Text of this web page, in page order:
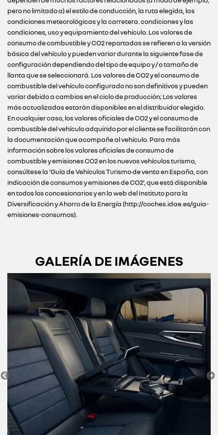
pero no limitado a) el estilo de conducción, la ruta elegida, las
condiciones meteorológicas y la carretera. condiciones y las
condiciones, uso y equipamiento del vehículo. Los valores de
consumo de combustible y CO2 reportadas se refieren a la versión
básica del vehículo y pueden variar durante la siguiente fase de
configuración dependiendo del tipo de equipo y / o tamaño de
llanta que se seleccionará. Los valores de CO2 y el consumo de
combustible del vehículo configurado no son definitivos y pueden
variar debido a cambios en el ciclo de producción; Los valores
más actualizadas estarán disponibles en el distribuidor elegido.
En cualquier caso, los valores oficiales de CO2 y el consumo de
combustible del vehículo adquirido por el cliente se facilitarán con
la documentación que acompañe al vehículo. Para más
información sobre los valores oficiales de consumo de
combustible y emisiones CO2 en los nuevos vehículos turismo,
consúltese la 'Guía de Vehículos Turismo de venta en España, con
indicación de consumos y emisiones de CO2', que está disponible
en todos los concesionarios y en la web del Instituto para la
Diversificación y Ahorro de la Energía (http://coches.idae.es/guia-
emisiones-consumos).
GALERÍA DE IMÁGENES